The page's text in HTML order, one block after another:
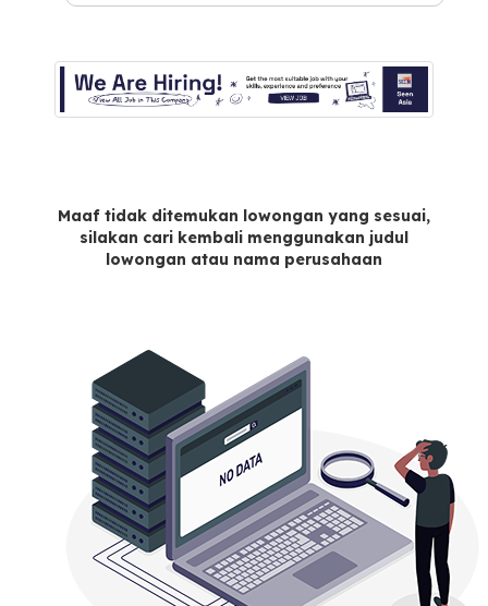
Maaf tidak ditemukan lowongan yang sesuai,
silakan cari kembali menggunakan judul
lowongan atau nama perusahaan